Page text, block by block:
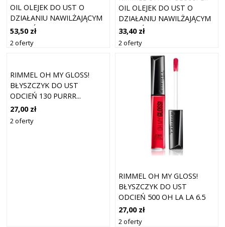
OIL OLEJEK DO UST O
DZIAŁANIU NAWILŻAJĄCYM
ODCIEŃ 011 SHADE
SHIFTER 4.5 ML
53,50 zł
2 oferty
OIL OLEJEK DO UST O
DZIAŁANIU NAWILŻAJĄCYM
ODCIEŃ 008 DEEP CHERRY
4.5 ML
33,40 zł
2 oferty
RIMMEL OH MY GLOSS!
BŁYSZCZYK DO UST
ODCIEŃ 130 PURRR...
GLOSSY CAT 6.5 ML
27,00 zł
2 oferty
RIMMEL OH MY GLOSS!
BŁYSZCZYK DO UST
ODCIEŃ 500 OH LA LA 6.5
ML
27,00 zł
2 oferty